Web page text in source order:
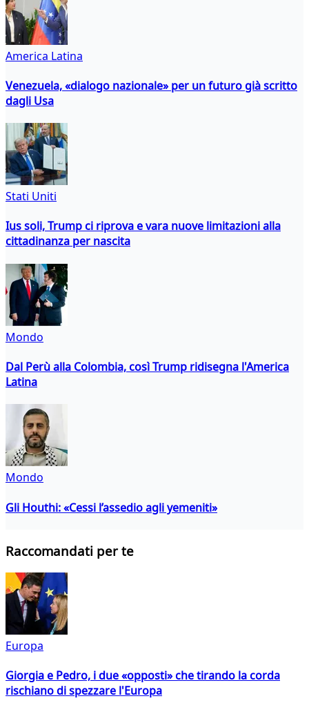
America Latina
Venezuela, «dialogo nazionale» per un futuro già scritto
dagli Usa
Stati Uniti
Ius soli, Trump ci riprova e vara nuove limitazioni alla
cittadinanza per nascita
Mondo
Dal Perù alla Colombia, così Trump ridisegna l'America
Latina
Mondo
Gli Houthi: «Cessi l’assedio agli yemeniti»
Raccomandati per te
Europa
Giorgia e Pedro, i due «opposti» che tirando la corda
rischiano di spezzare l'Europa